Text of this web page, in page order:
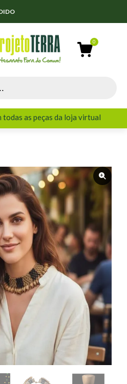
todas as peças da loja virtual
todas as peças da loja virtual